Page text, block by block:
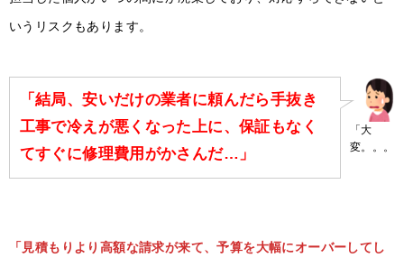
いうリスクもあります。
「大
変。。。
「結局、安いだけの業者に頼んだら手抜き
工事で冷えが悪くなった上に、保証もなく
てすぐに修理費用がかさんだ…」
「見積もりより高額な請求が来て、予算を大幅にオーバーしてし